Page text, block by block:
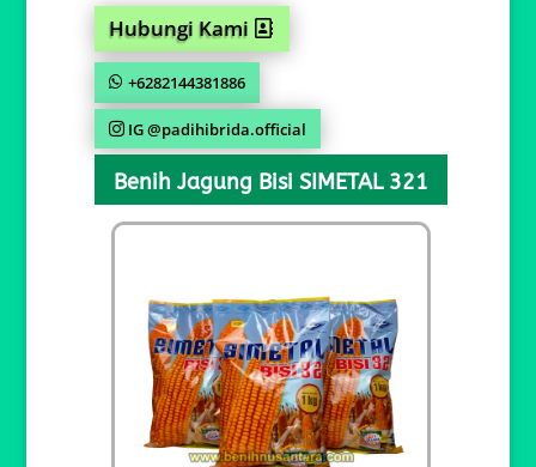
Hubungi Kami
+6282144381886
IG @padihibrida.official
Benih Jagung Bisi SIMETAL 321